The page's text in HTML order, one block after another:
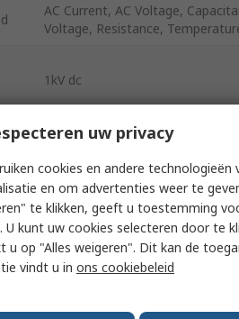
AC Current, AC Voltage,
Voltage, Resistance,
1kV dc
10A ac
1kV ac
uw privacy
cookies en andere
en om advertenties weer te
te klikken, geeft u toestemming
U kunt uw cookies selecteren door te
u op "Alles weigeren". Dit kan de
vindt u in ons cookiebeleid